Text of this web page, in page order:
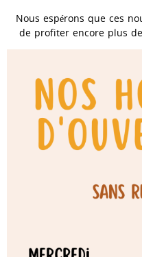
Nous espérons que ces
de profiter encore plus